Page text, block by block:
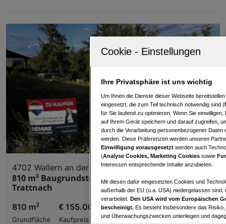
4702 Wallern an der Trattnach
810 m² Baugrundstück in Wallern an der
Trattnach
810 m2
Grundfläche
€ 155.000,00
Kaufpreis
Ihre Privatsphäre ist uns wichtig
Um Ihnen die Dienste dieser Webseite
eingesetzt, die zum Teil technisch notwendig sind (
für Sie laufend zu optimieren. Wenn Sie
auf Ihrem Gerät speichern und darauf zugreifen,
durch die Verarbeitung personenbezogener
werden. Diese Präferenzen werden unseren
Einwilligung vorausgesetzt werden auch
(Analyse Cookies, Marketing Cookies sowie
Interessen entsprechende Inhalte anzubieten.
Mit diesen dafür eingesetzten Cookies und
außerhalb der EU (u.a. USA) niedergelassen
verarbeitet. Den USA wird vom Europäischen
bescheinigt. Es besteht insbesondere das
und Überwachungszwecken unterliegen und